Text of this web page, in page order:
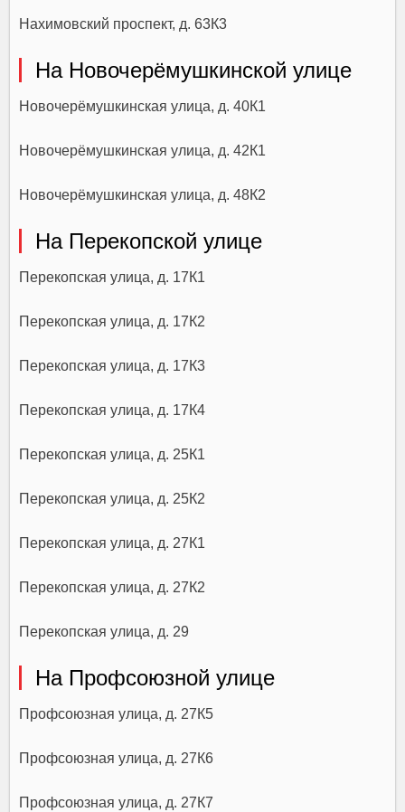
Нахимовский проспект, д. 63К3
На Новочерёмушкинской улице
Новочерёмушкинская улица, д. 40К1
Новочерёмушкинская улица, д. 42К1
Новочерёмушкинская улица, д. 48К2
На Перекопской улице
Перекопская улица, д. 17К1
Перекопская улица, д. 17К2
Перекопская улица, д. 17К3
Перекопская улица, д. 17К4
Перекопская улица, д. 25К1
Перекопская улица, д. 25К2
Перекопская улица, д. 27К1
Перекопская улица, д. 27К2
Перекопская улица, д. 29
На Профсоюзной улице
Профсоюзная улица, д. 27К5
Профсоюзная улица, д. 27К6
Профсоюзная улица, д. 27К7